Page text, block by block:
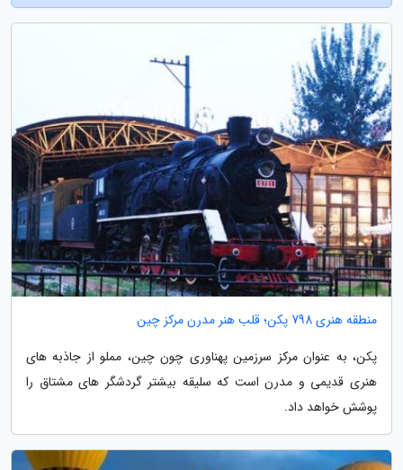
منطقه هنری 798 پکن؛ قلب هنر مدرن مرکز چین
پکن، به عنوان مرکز سرزمین پهناوری چون چین، مملو از جاذبه های
هنری قدیمی و مدرن است که سلیقه بیشتر گردشگر های مشتاق را
پوشش خواهد داد.